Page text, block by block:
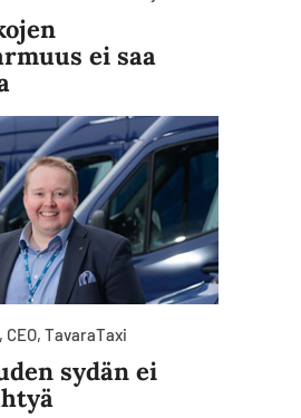
ei saa
TavaraTaxi
sydän ei